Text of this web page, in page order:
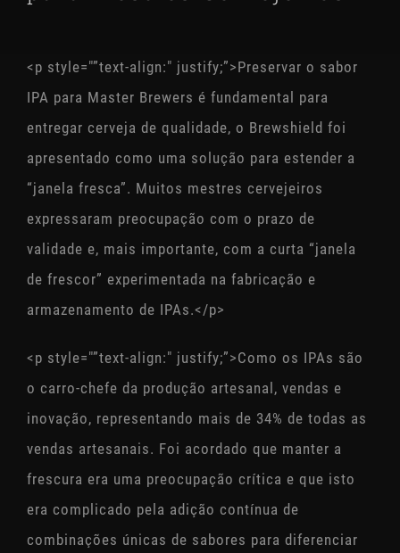
<p style="”text-align:" justify;”>Preservar o sabor
IPA para Master Brewers é fundamental para
entregar cerveja de qualidade, o Brewshield foi
apresentado como uma solução para estender a
“janela fresca”. Muitos mestres cervejeiros
expressaram preocupação com o prazo de
validade e, mais importante, com a curta “janela
de frescor” experimentada na fabricação e
armazenamento de IPAs.</p>
<p style="”text-align:" justify;”>Como os IPAs são
o carro-chefe da produção artesanal, vendas e
inovação, representando mais de 34% de todas as
vendas artesanais. Foi acordado que manter a
frescura era uma preocupação crítica e que isto
era complicado pela adição contínua de
combinações únicas de sabores para diferenciar